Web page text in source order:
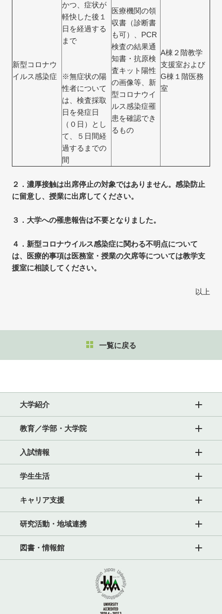
新型コロナウ
イルス感染症
かつ、症状が
軽快した後１
日を経過する
まで
※無症状の陽
性者について
は、検査採取
日を発症日
（０日）とし
て、５日間経
過するまでの
間
医療機関の領
収書（診断書
も可）、PCR
検査の結果通
知書・抗原検
査キット陽性
の画像等、新
型コロナウイ
ルス感染症罹
患を確認でき
るもの
A棟２階教学
支援室および
G棟１階医務
室
２．濃厚接触は出席停止の対象ではありません。感染防止
に留意し、授業に出席してください。
３．大学への罹患報告は不要となりました。
４．新型コロナウイルス感染症に関わる不明点について
は、医療的事項は医務室・授業の欠席等については教学支
援室に相談してください。
以上
一覧に戻る
大学紹介
教育／学部・大学院
入試情報
学生生活
キャリア支援
研究活動・地域連携
図書・情報館